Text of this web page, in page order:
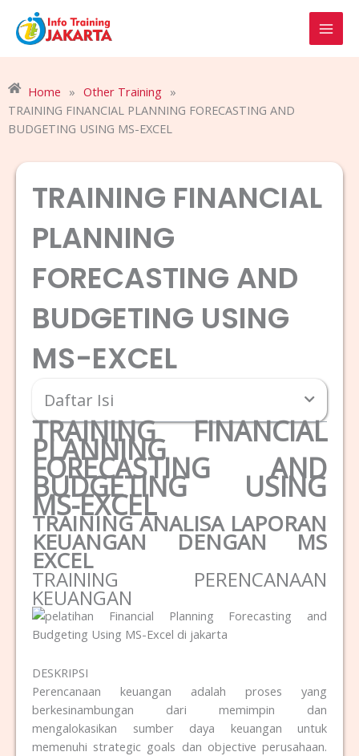
content
Home » Other Training »
TRAINING FINANCIAL PLANNING FORECASTING AND
BUDGETING USING MS-EXCEL
TRAINING FINANCIAL
PLANNING
FORECASTING AND
BUDGETING USING
MS-EXCEL
Daftar Isi
TRAINING FINANCIAL
PLANNING
FORECASTING AND
BUDGETING USING
MS-EXCEL
TRAINING ANALISA LAPORAN
KEUANGAN DENGAN MS
EXCEL
TRAINING PERENCANAAN
KEUANGAN
DESKRIPSI
Perencanaan keuangan adalah proses yang
berkesinambungan dari memimpin dan
mengalokasikan sumber daya keuangan untuk
memenuhi strategic goals dan objective perusahaan.